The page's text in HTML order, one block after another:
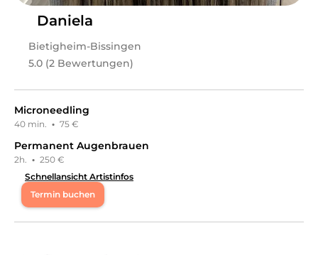
Daniela
Bietigheim-Bissingen
5.0 (2 Bewertungen)
Microneedling
40 min. · 75 €
Permanent Augenbrauen
2h. · 250 €
Schnellansicht Artistinfos
Termin buchen
Mo 12:00 - 20:00